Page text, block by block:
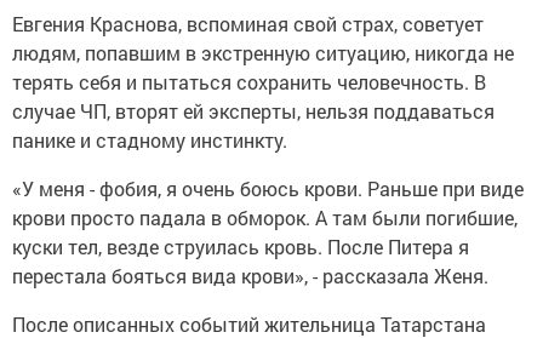
Евгения Краснова, вспоминая свой страх, советует
людям, попавшим в экстренную ситуацию, никогда не
терять себя и пытаться сохранить человечность. В
случае ЧП, вторят ей эксперты, нельзя поддаваться
панике и стадному инстинкту.
«У меня - фобия, я очень боюсь крови. Раньше при виде
крови просто падала в обморок. А там были погибшие,
куски тел, везде струилась кровь. После Питера я
перестала бояться вида крови», - рассказала Женя.
После описанных событий жительница Татарстана